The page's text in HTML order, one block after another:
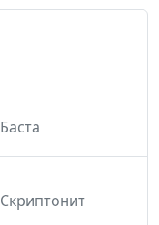
Баста
Скриптонит